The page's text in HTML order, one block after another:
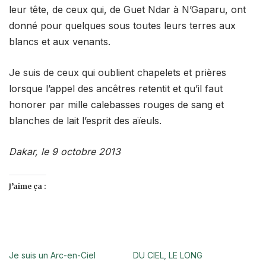
leur tête, de ceux qui, de Guet Ndar à N’Gaparu, ont
donné pour quelques sous toutes leurs terres aux
blancs et aux venants.
Je suis de ceux qui oublient chapelets et prières
lorsque l’appel des ancêtres retentit et qu’il faut
honorer par mille calebasses rouges de sang et
blanches de lait l’esprit des aïeuls.
Dakar, le 9 octobre 2013
J’aime ça :
Je suis un Arc-en-Ciel
DU CIEL, LE LONG